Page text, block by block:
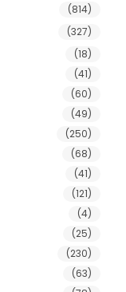
(814)
(327)
(18)
(41)
(60)
(49)
(250)
(68)
(41)
(121)
(4)
(25)
(230)
(63)